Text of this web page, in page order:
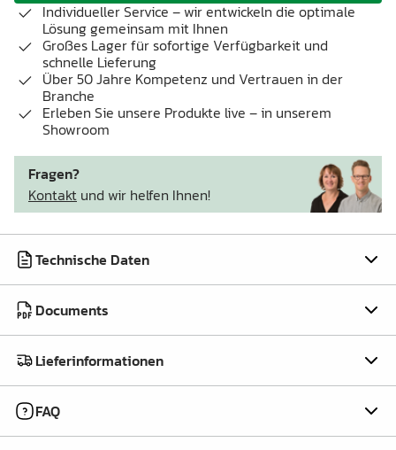
Individueller Service – wir entwickeln die optimale
Lösung gemeinsam mit Ihnen
Großes Lager für sofortige Verfügbarkeit und
schnelle Lieferung
Über 50 Jahre Kompetenz und Vertrauen in der
Branche
Erleben Sie unsere Produkte live – in unserem
Showroom
Fragen?
Kontakt und wir helfen Ihnen!
Technische Daten
Documents
Lieferinformationen
FAQ